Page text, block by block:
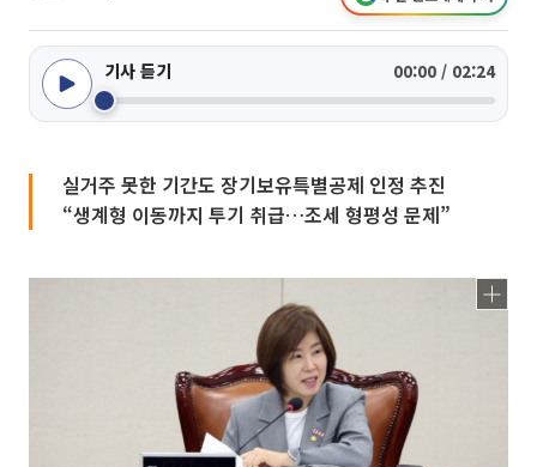
기사 듣기 00:00 / 02:24
실거주 못한 기간도 장기보유특별공제 인정 추진
“생계형 이동까지 투기 취급…조세 형평성 문제”